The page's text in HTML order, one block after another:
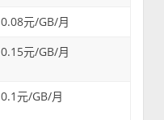
0.08元/GB/月
0.15元/GB/月
0.1元/GB/月